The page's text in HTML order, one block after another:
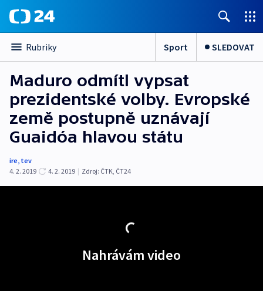
Rubriky Sport SLEDOVAT
Maduro odmítl vypsat
prezidentské volby. Evropské
země postupně uznávají
Guaidóa hlavou státu
ire, tev
4. 2. 2019
4. 2. 2019 | Zdroj: ČTK, ČT24
Nahrávám video